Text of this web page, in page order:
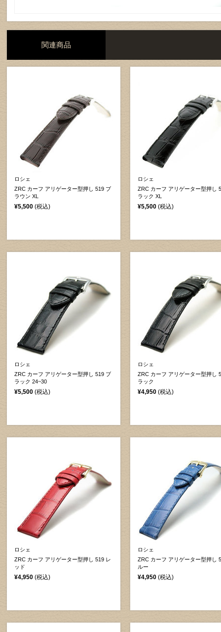
関連商品
ロシェ
ZRC カーフ アリゲーター型押し 519 ブ
ラウン XL
¥5,500 (税込)
ロシェ
ZRC カーフ アリゲーター型押し
ラック XL
¥5,500 (税込)
ロシェ
ZRC カーフ アリゲーター型押し 519 ブ
ラック 24~30
¥5,500 (税込)
ロシェ
ZRC カーフ アリゲーター型押し
ラック
¥4,950 (税込)
ロシェ
ZRC カーフ アリゲーター型押し 519 レ
ッド
¥4,950 (税込)
ロシェ
ZRC カーフ アリゲーター型押し
ルー
¥4,950 (税込)